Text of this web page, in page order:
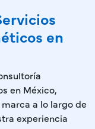
en
en México,
a lo largo de
experiencia